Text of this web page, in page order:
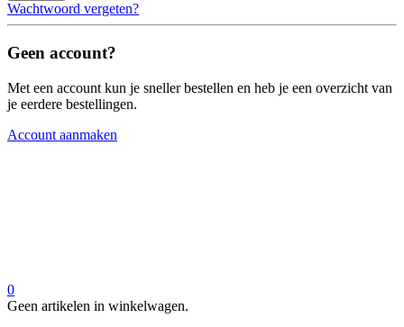
Wachtwoord vergeten?
Geen account?
Met een account kun je sneller bestellen en heb je een overzicht van
je eerdere bestellingen.
Account aanmaken
0
Geen artikelen in winkelwagen.